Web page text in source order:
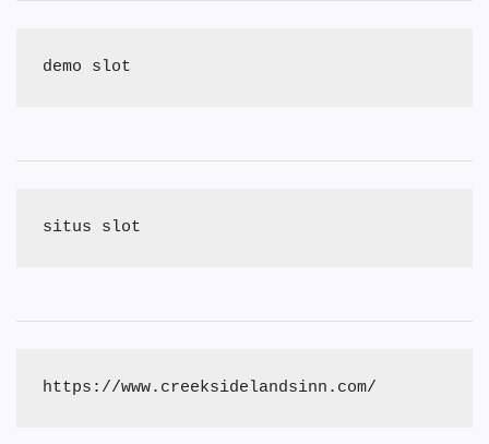
demo slot
situs slot
https://www.creeksidelandsinn.com/